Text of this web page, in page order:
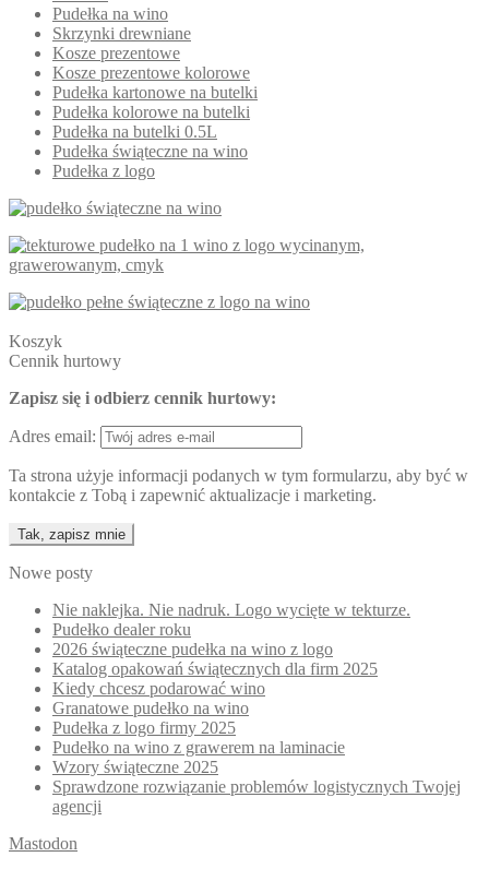
Pudełka na wino
Skrzynki drewniane
Kosze prezentowe
Kosze prezentowe kolorowe
Pudełka kartonowe na butelki
Pudełka kolorowe na butelki
Pudełka na butelki 0.5L
Pudełka świąteczne na wino
Pudełka z logo
Koszyk
Cennik hurtowy
Zapisz się i odbierz cennik hurtowy:
Adres email:
Ta strona użyje informacji podanych w tym formularzu, aby być w
kontakcie z Tobą i zapewnić aktualizacje i marketing.
Nowe posty
Nie naklejka. Nie nadruk. Logo wycięte w tekturze.
Pudełko dealer roku
2026 świąteczne pudełka na wino z logo
Katalog opakowań świątecznych dla firm 2025
Kiedy chcesz podarować wino
Granatowe pudełko na wino
Pudełka z logo firmy 2025
Pudełko na wino z grawerem na laminacie
Wzory świąteczne 2025
Sprawdzone rozwiązanie problemów logistycznych Twojej
agencji
Mastodon